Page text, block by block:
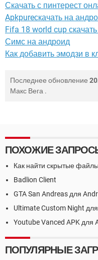
Скачать с пинтерест
Apkpureскачать на
Fifa 18 world cup
Симс на андроид
Как добавить эмодзи в
Последнее обновление
Макс Вега .
ПОХОЖИЕ
Как найти скрытые
Badlion Client
GTA San Andreas для
Ultimate Custom Night
Youtube Vanced APK для
ПОПУЛЯРНЫЕ